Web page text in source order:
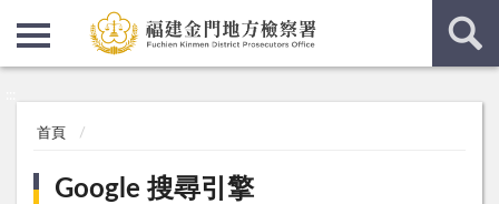
首頁
Google 搜尋引擎